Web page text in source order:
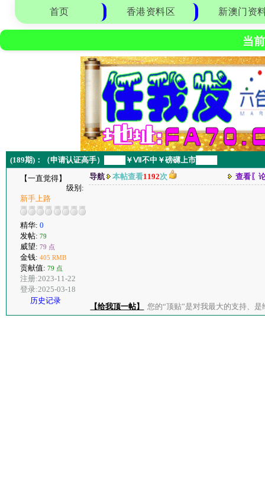
首页 香港资料区 新澳门资
当
(189期)：（申请认证高手）████￥Ⅶ不中￥磅礴上市████
【一直觉得】
级别:
新手上路
精华: 0
发帖: 79
威望: 79 点
金钱: 405 RMB
贡献值: 79 点
注册:2023-11-22
登录:2025-03-18
历史记录
导航 本帖查看1192次 查看〖
【给我顶一帖】 您的“顶贴”是对我最大的支持、